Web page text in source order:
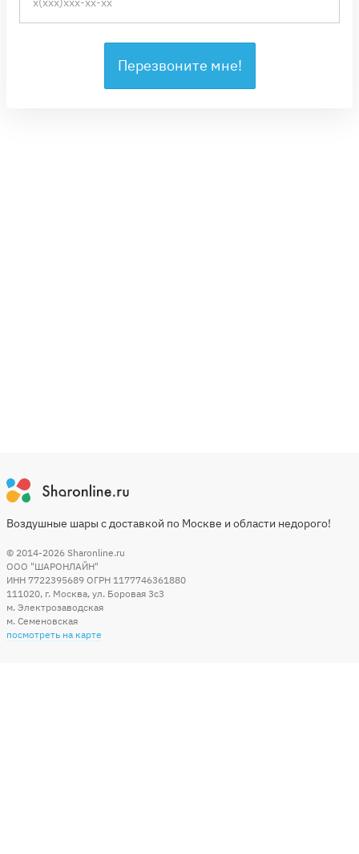
Перезвоните мне!
Воздушные шары с доставкой по Москве и области недорого!
© 2014-2026 Sharonline.ru
ООО "ШАРОНЛАЙН"
ИНН 7722395689 ОГРН 1177746361880
111020, г. Москва, ул. Боровая 3c3
м. Электрозаводская
м. Семеновская
посмотреть на карте